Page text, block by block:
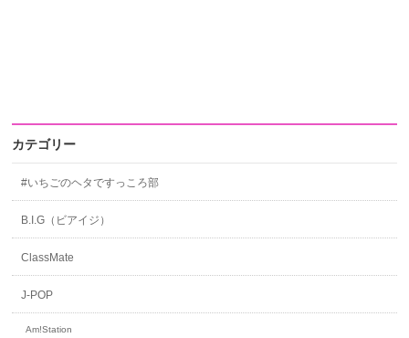
カテゴリー
#いちごのヘタですっころ部
B.I.G（ビアイジ）
ClassMate
J-POP
Am!Station